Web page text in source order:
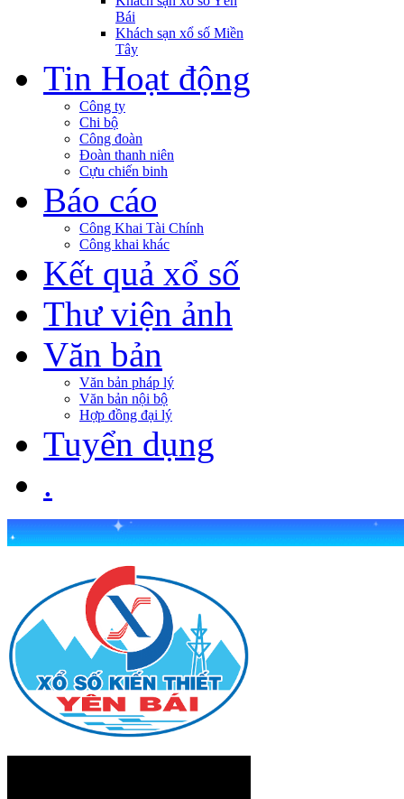
Bái
Khách sạn xổ số Miền
Tây
Tin Hoạt động
Công ty
Chi bộ
Công đoàn
Đoàn thanh niên
Cựu chiến binh
Báo cáo
Công Khai Tài Chính
Công khai khác
Kết quả xổ số
Thư viện ảnh
Văn bản
Văn bản pháp lý
Văn bản nội bộ
Hợp đồng đại lý
Tuyển dụng
.